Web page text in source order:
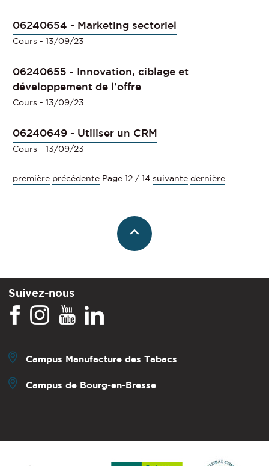
06240654 - Marketing sectoriel
Cours - 13/09/23
06240655 - Innovation, ciblage et
développement de l'offre
Cours - 13/09/23
06240649 - Utiliser un CRM
Cours - 13/09/23
première précédente Page 12 / 14 suivante dernière
Suivez-nous
Campus Manufacture des Tabacs
Campus de Bourg-en-Bresse